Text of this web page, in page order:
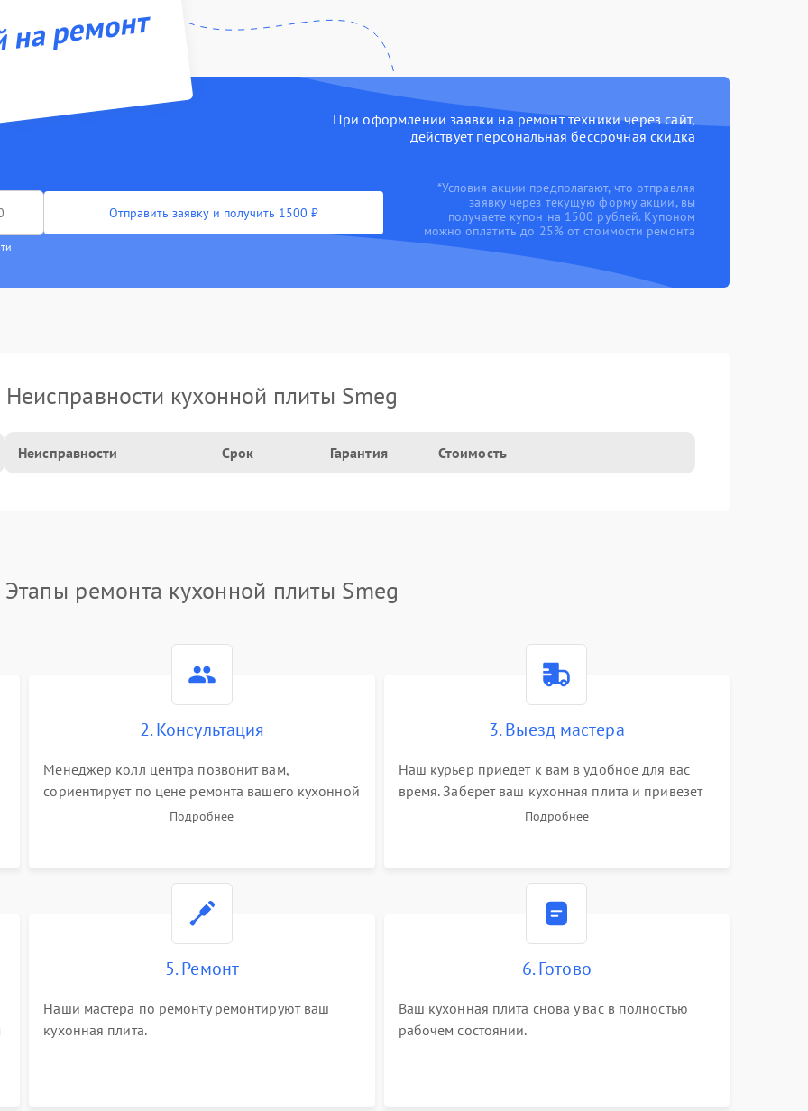
ремонт
При оформлении заявки на ремонт техники через сайт,
действует персональная бессрочная скидка
Отправить заявку и получить 1500 ₽
*Условия акции предполагают, что отправляя
заявку через текущую форму акции, вы
получаете купон на 1500 рублей. Купоном
можно оплатить до 25% от стоимости ремонта
Неисправности кухонной плиты Smeg
Неисправности Срок Гарантия Стоимость
Этапы ремонта кухонной плиты Smeg
2. Консультация
Менеджер колл центра позвонит вам,
сориентирует по цене ремонта вашего кухонной
плиты а также ответит на все ваши вопросы.
Подробнее
3. Выезд мастера
Наш курьер приедет к вам в удобное для вас
время. Заберет ваш кухонная плита и привезет
на склад для диагностики.
Подробнее
5. Ремонт
Наши мастера по ремонту ремонтируют ваш
кухонная плита.
6. Готово
Ваш кухонная плита снова у вас в полностью
рабочем состоянии.